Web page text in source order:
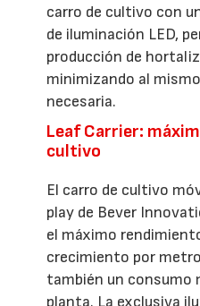
carro de cultivo con
de iluminación LED,
producción de
minimizando al
necesaria.
Leaf Carrier:
cultivo
El carro de cultivo
play de Bever
el máximo
crecimiento por
también un consumo
planta. La exclusiva